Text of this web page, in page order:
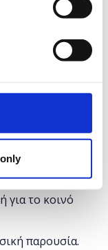
Module
της
για το κοινό
παρουσία.